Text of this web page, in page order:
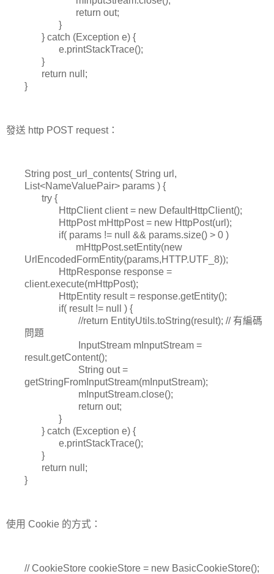
return out;
}
} catch (Exception e) {
e.printStackTrace();
}
return null;
}
發送 http POST request：
String post_url_contents( String url,
List<NameValuePair> params ) {
try {
HttpClient client = new DefaultHttpClient();
HttpPost mHttpPost = new HttpPost(url);
if( params != null && params.size() > 0 )
mHttpPost.setEntity(new
UrlEncodedFormEntity(params,HTTP.UTF_8));
HttpResponse response =
client.execute(mHttpPost);
HttpEntity result = response.getEntity();
if( result != null ) {
//return EntityUtils.toString(result); // 有編碼
問題
InputStream mInputStream =
result.getContent();
String out =
getStringFromInputStream(mInputStream);
mInputStream.close();
return out;
}
} catch (Exception e) {
e.printStackTrace();
}
return null;
}
使用 Cookie 的方式：
// CookieStore cookieStore = new BasicCookieStore();